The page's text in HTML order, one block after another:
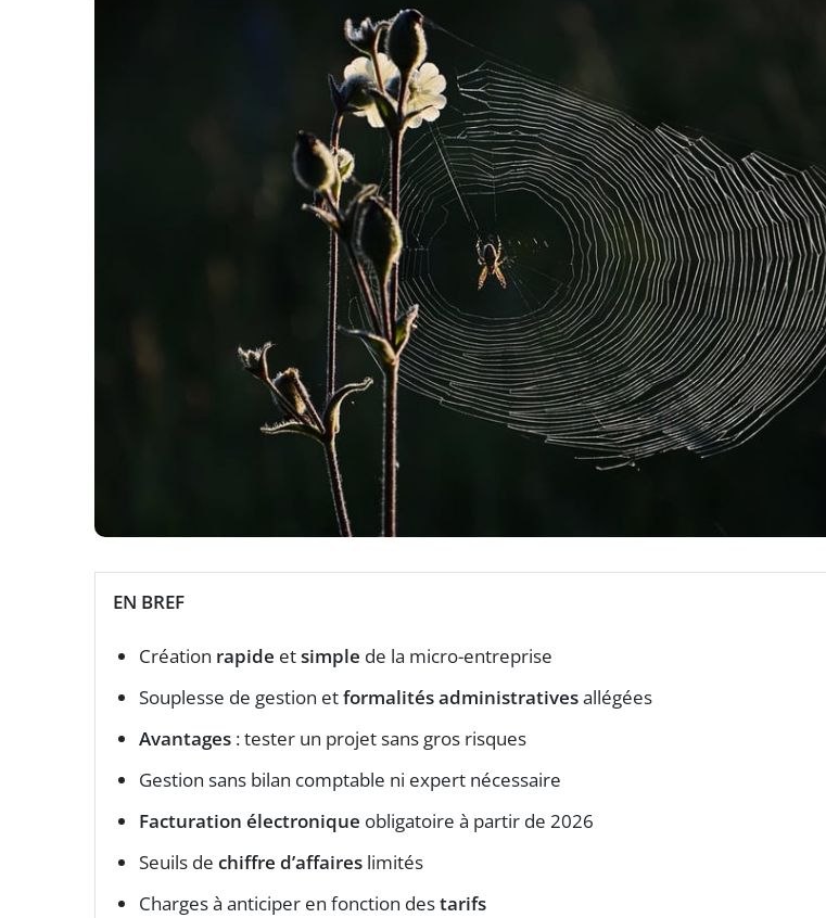
EN BREF
Création rapide etsimple de la micro-entreprise
Souplesse de gestion etformalités administrativesallégées
Avantages : tester un projet sans gros risques
Gestion sans bilan comptable ni expert nécessaire
Facturation électronique obligatoire à partir de 2026
Seuils de chiffre d’affaires limités
Charges à anticiper en fonction destarifs